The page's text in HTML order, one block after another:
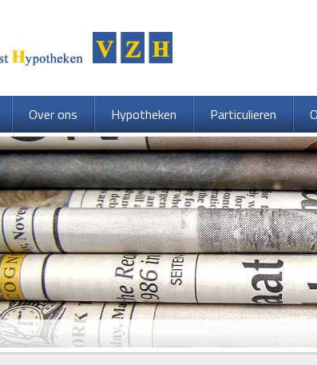
Over ons Hypotheken Particulieren